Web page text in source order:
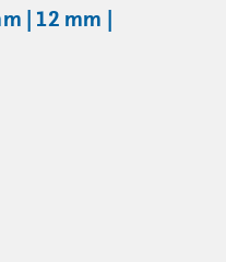
| 12 mm |